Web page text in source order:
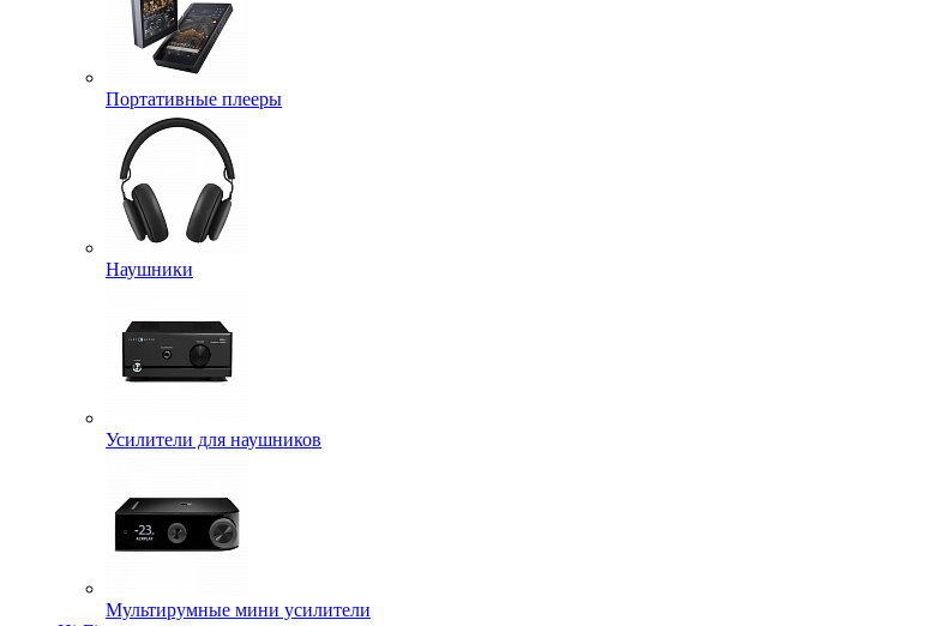
Портативные плееры
Наушники
Усилители для наушников
Мультирумные мини усилители